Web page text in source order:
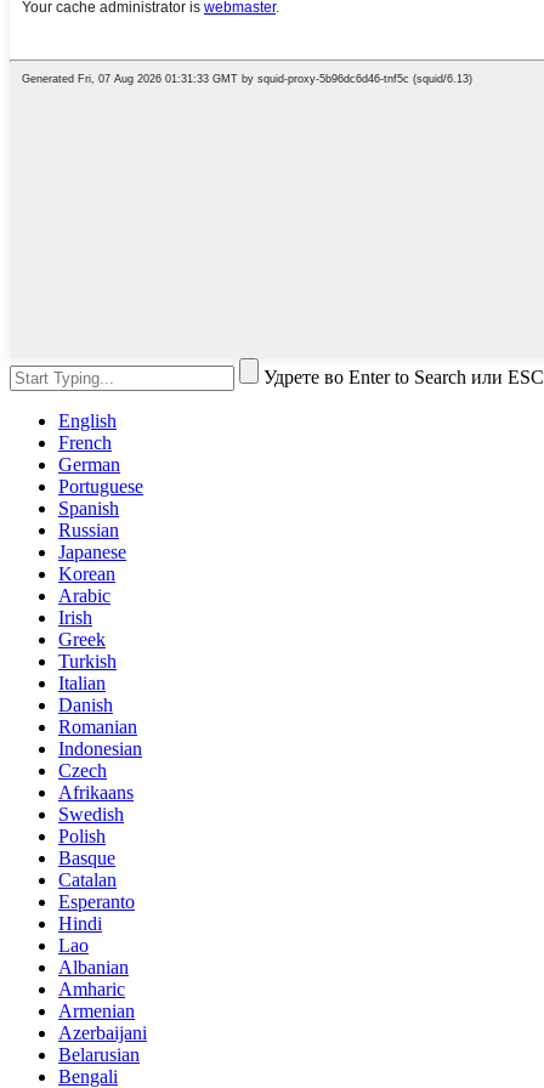
Удрете во Enter to Search или ESC
English
French
German
Portuguese
Spanish
Russian
Japanese
Korean
Arabic
Irish
Greek
Turkish
Italian
Danish
Romanian
Indonesian
Czech
Afrikaans
Swedish
Polish
Basque
Catalan
Esperanto
Hindi
Lao
Albanian
Amharic
Armenian
Azerbaijani
Belarusian
Bengali